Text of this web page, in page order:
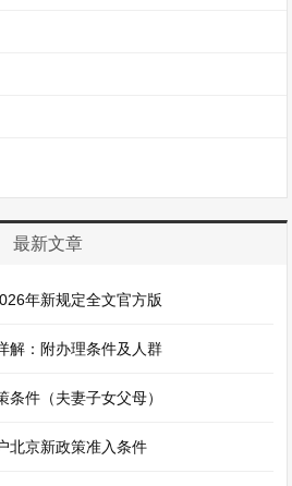
最新文章
年新规定全文官方版
解：附办理条件及人群
件（夫妻子女父母）
北京新政策准入条件